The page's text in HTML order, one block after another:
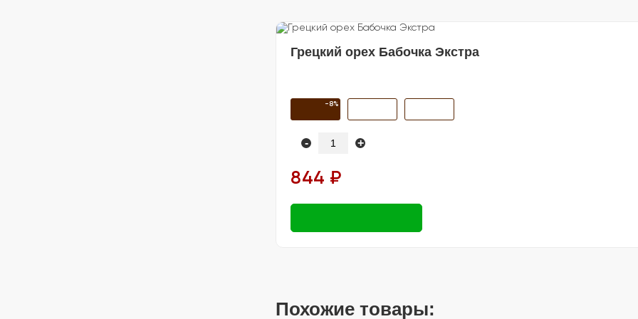
Грецкий орех Бабочка Экстра
-8%
- +
844 ₽
Похожие товары: